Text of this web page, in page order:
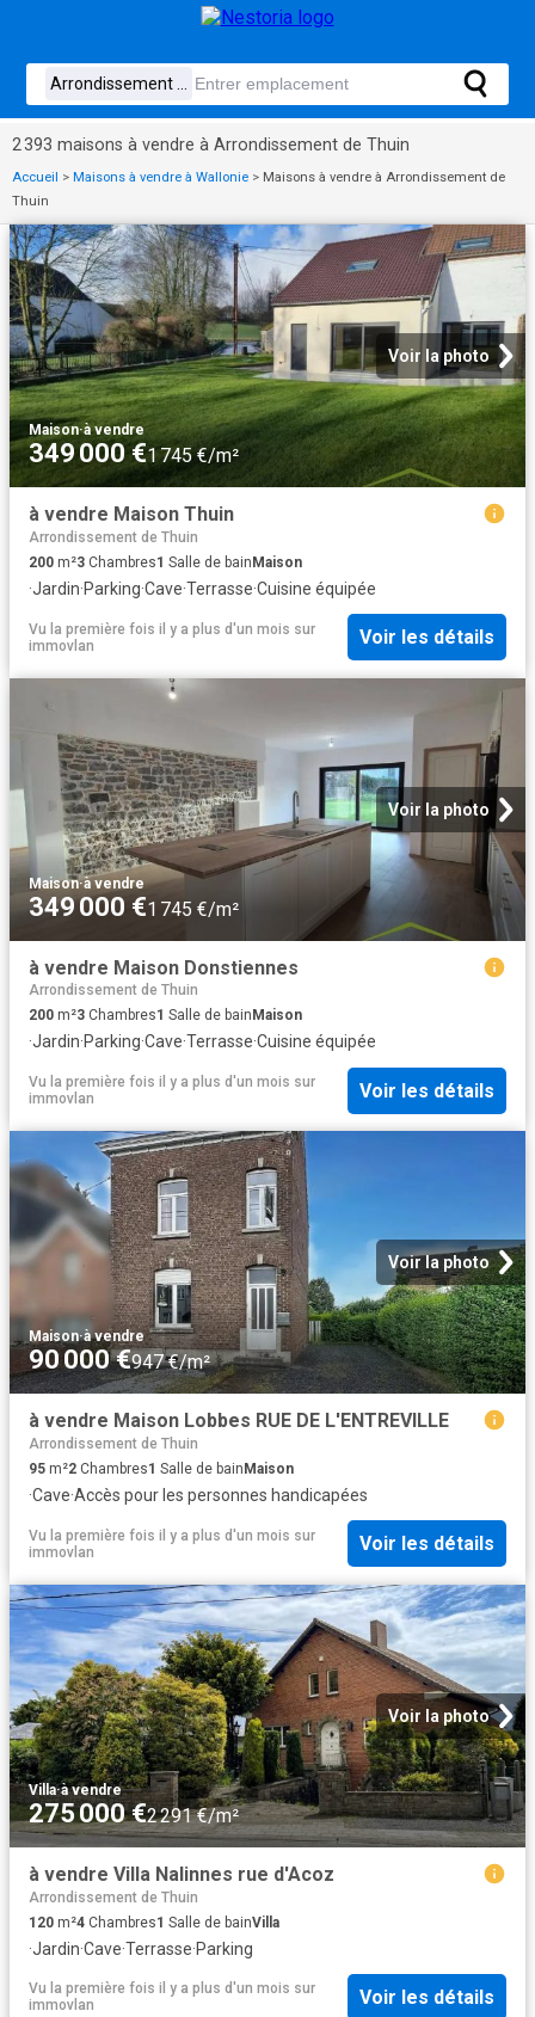
2 393 maisons à vendre à Arrondissement de Thuin
Accueil > Maisons à vendre à Wallonie > Maisons à vendre à Arrondissement de
Thuin
Voir la photo
Maison·à vendre
349 000 €1 745 €/m²
à vendre Maison Thuin
Arrondissement de Thuin
200 m²3 Chambres1 Salle de bainMaison
·Jardin·Parking·Cave·Terrasse·Cuisine équipée
Vu la première fois il y a plus d'un mois sur
immovlan
Voir les détails
Voir la photo
Maison·à vendre
349 000 €1 745 €/m²
à vendre Maison Donstiennes
Arrondissement de Thuin
200 m²3 Chambres1 Salle de bain Maison
·Jardin·Parking·Cave·Terrasse·Cuisine équipée
Vu la première fois il y a plus d'un mois sur
immovlan
Voir les détails
Voir la photo
Maison·à vendre
90 000 €947 €/m²
à vendre Maison Lobbes RUE DE L'ENTREVILLE
Arrondissement de Thuin
95 m²2 Chambres1 Salle de bain Maison
·Cave·Accès pour les personnes handicapées
Vu la première fois il y a plus d'un mois sur
immovlan
Voir les détails
Voir la photo
Villa·à vendre
275 000 €2 291 €/m²
à vendre Villa Nalinnes rue d'Acoz
Arrondissement de Thuin
120 m²4 Chambres1 Salle de bainVilla
·Jardin·Cave·Terrasse·Parking
Vu la première fois il y a plus d'un mois sur
immovlan
Voir les détails